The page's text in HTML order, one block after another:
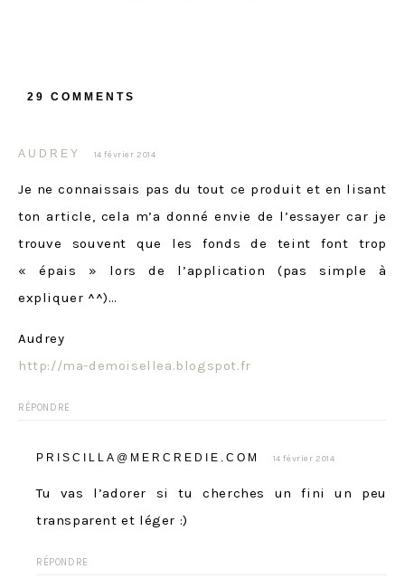
29 COMMENTS
AUDREY 14 février 2014
Je ne connaissais pas du tout ce produit et en lisant
ton article, cela m’a donné envie de l’essayer car je
trouve souvent que les fonds de teint font trop
« épais » lors de l’application (pas simple à
expliquer ^^)…
Audrey
http://ma-demoisellea.blogspot.fr
RÉPONDRE
PRISCILLA@MERCREDIE.COM 14 février 2014
Tu vas l’adorer si tu cherches un fini un peu
transparent et léger :)
RÉPONDRE